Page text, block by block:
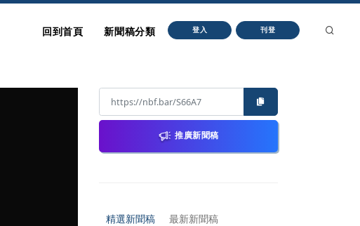
回到首頁 新聞稿分類 登入 刊登
推廣新聞稿
精選新聞稿 最新新聞稿